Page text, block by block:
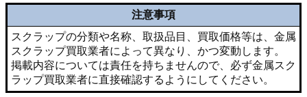
注意事項
スクラップの分類や名称、取扱品目、買取価格等は、金属
スクラップ買取業者によって異なり、かつ変動します。
掲載内容については責任を持ちませんので、必ず金属スク
ラップ買取業者に直接確認するようにしてください。